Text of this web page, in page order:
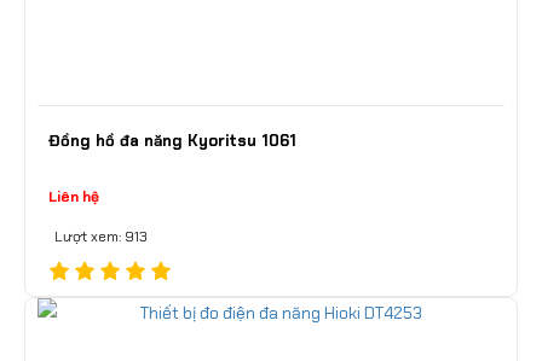
Đồng hồ đa năng Kyoritsu 1061
Liên hệ
Lượt xem: 913